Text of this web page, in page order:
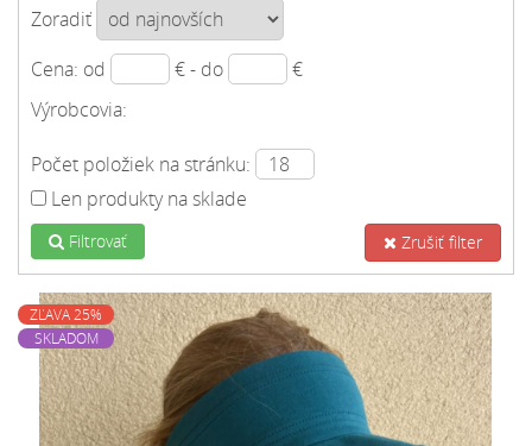
Zoradiť
Cena: od
€ - do
€
Výrobcovia:
Počet položiek na stránku:
Len produkty na sklade
Filtrovať Zrušiť filter
ZĽAVA 25%
SKLADOM